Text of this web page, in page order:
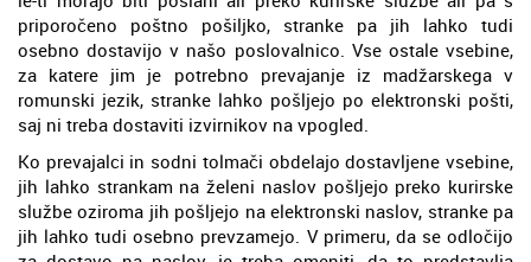
priporočeno poštno pošiljko, stranke pa jih lahko tudi
osebno dostavijo v našo poslovalnico. Vse ostale vsebine,
za katere jim je potrebno prevajanje iz madžarskega v
romunski jezik, stranke lahko pošljejo po elektronski pošti,
saj ni treba dostaviti izvirnikov na vpogled.
Ko prevajalci in sodni tolmači obdelajo dostavljene vsebine,
jih lahko strankam na želeni naslov pošljejo preko kurirske
službe oziroma jih pošljejo na elektronski naslov, stranke pa
jih lahko tudi osebno prevzamejo. V primeru, da se odločijo